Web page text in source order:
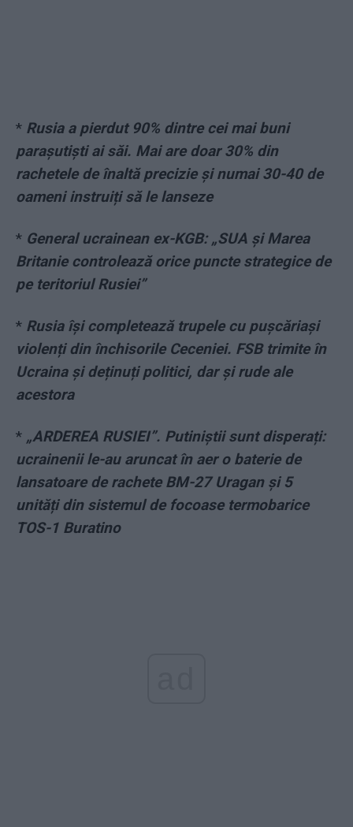
* Rusia a pierdut 90% dintre cei mai buni
parașutiști ai săi. Mai are doar 30% din
rachetele de înaltă precizie și numai 30-40 de
oameni instruiți să le lanseze
* General ucrainean ex-KGB: „SUA și Marea
Britanie controlează orice puncte strategice de
pe teritoriul Rusiei”
* Rusia își completează trupele cu pușcăriași
violenți din închisorile Ceceniei. FSB trimite în
Ucraina și deținuți politici, dar și rude ale
acestora
* „ARDEREA RUSIEI”. Putiniștii sunt disperați:
ucrainenii le-au aruncat în aer o baterie de
lansatoare de rachete BM-27 Uragan și 5
unități din sistemul de focoase termobarice
TOS-1 Buratino